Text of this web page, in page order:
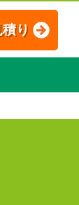
り